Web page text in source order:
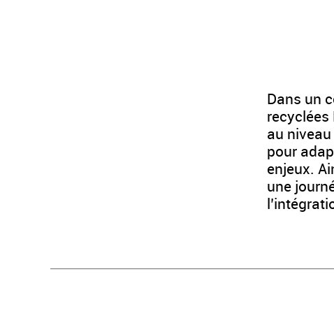
Dans un
recyclées
au
pour
enjeux.
une